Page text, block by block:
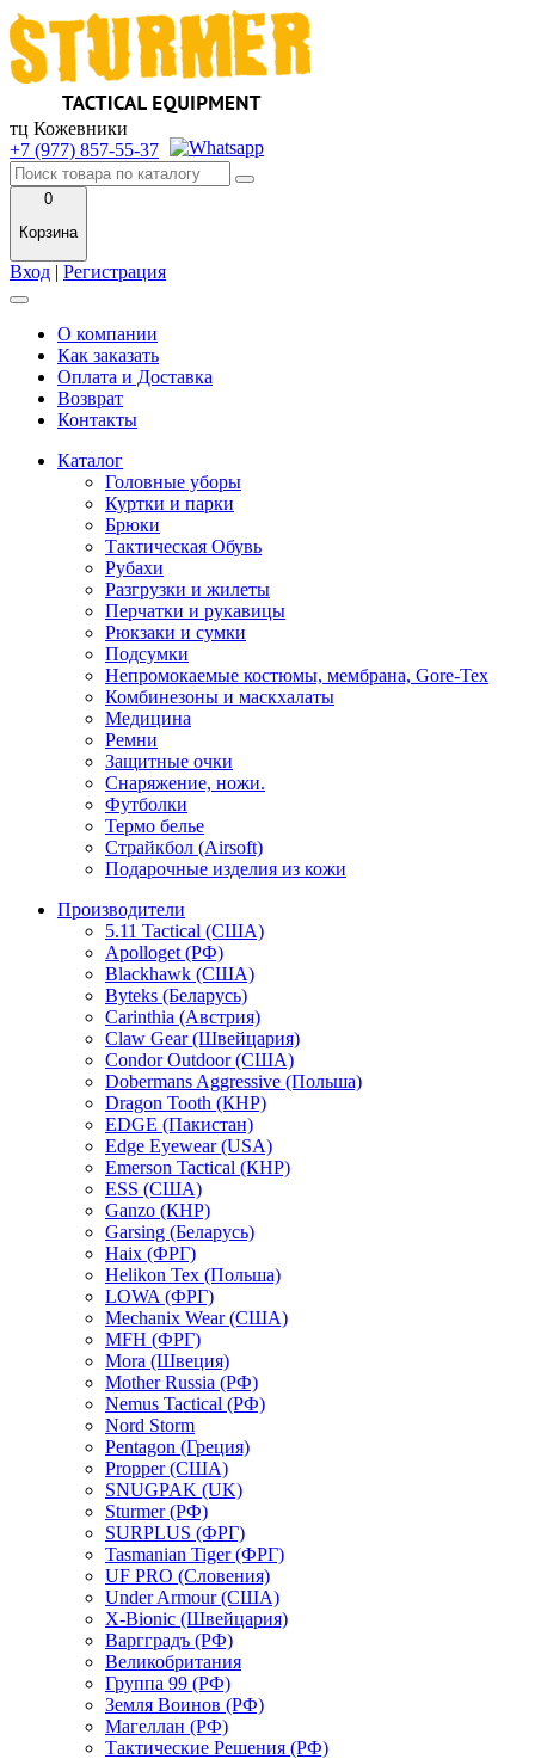
тц Кожевники
+7 (977) 857-55-37
0
Корзина
Вход | Регистрация
О компании
Как заказать
Оплата и Доставка
Возврат
Контакты
Каталог
Головные уборы
Куртки и парки
Брюки
Тактическая Обувь
Рубахи
Разгрузки и жилеты
Перчатки и рукавицы
Рюкзаки и сумки
Подсумки
Непромокаемые костюмы, мембрана, Gore-Tex
Комбинезоны и маскхалаты
Медицина
Ремни
Защитные очки
Снаряжение, ножи.
Футболки
Термо белье
Страйкбол (Airsoft)
Подарочные изделия из кожи
Производители
5.11 Tactical (США)
Apolloget (РФ)
Blackhawk (США)
Byteks (Беларусь)
Carinthia (Австрия)
Claw Gear (Швейцария)
Condor Outdoor (США)
Dobermans Aggressive (Польша)
Dragon Tooth (КНР)
EDGE (Пакистан)
Edge Eyewear (USA)
Emerson Tactical (КНР)
ESS (США)
Ganzo (КНР)
Garsing (Беларусь)
Haix (ФРГ)
Helikon Tex (Польша)
LOWA (ФРГ)
Mechanix Wear (США)
MFH (ФРГ)
Mora (Швеция)
Mother Russia (РФ)
Nemus Tactical (РФ)
Nord Storm
Pentagon (Греция)
Propper (США)
SNUGPAK (UK)
Sturmer (РФ)
SURPLUS (ФРГ)
Tasmanian Tiger (ФРГ)
UF PRO (Словения)
Under Armour (США)
X-Bionic (Швейцария)
Варгградъ (РФ)
Великобритания
Группа 99 (РФ)
Земля Воинов (РФ)
Магеллан (РФ)
Тактические Решения (РФ)